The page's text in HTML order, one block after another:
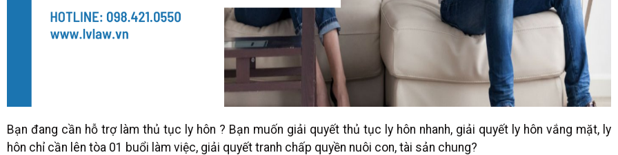
Bạn đang cần hỗ trợ làm thủ tục ly hôn ? Bạn muốn giải quyết thủ tục ly hôn nhanh, giải quyết ly hôn vắng mặt, ly
hôn chỉ cần lên tòa 01 buổi làm việc, giải quyết tranh chấp quyền nuôi con, tài sản chung?